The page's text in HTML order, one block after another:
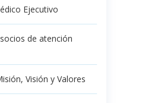
Ejecutivo
de atención
Visión y Valores